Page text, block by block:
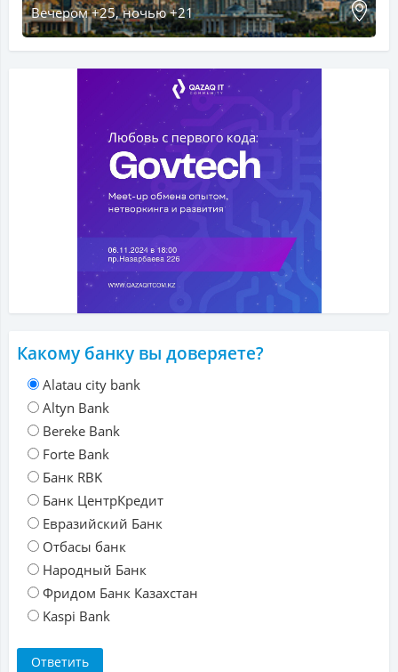
Вечером +25, ночью +21
Какому банку вы доверяете?
Alatau city bank
Altyn Bank
Bereke Bank
Forte Bank
Банк RBK
Банк ЦентрКредит
Евразийский Банк
Отбасы банк
Народный Банк
Фридом Банк Казахстан
Kaspi Bank